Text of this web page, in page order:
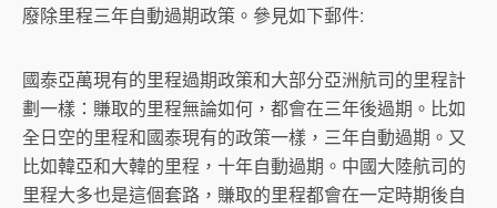
廢除里程三年自動過期政策。參見如下郵件:
國泰亞萬現有的里程過期政策和大部分亞洲航司的里程計
劃一樣：賺取的里程無論如何，都會在三年後過期。比如
全日空的里程和國泰現有的政策一樣，三年自動過期。又
比如韓亞和大韓的里程，十年自動過期。中國大陸航司的
里程大多也是這個套路，賺取的里程都會在一定時期後自